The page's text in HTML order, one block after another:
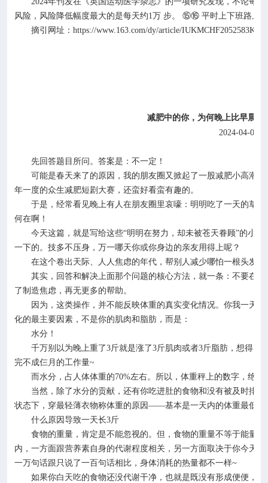
风险，风险降低幅度最大的是每天约1万 步。 ⑮⑯ 平时上下班路上就
摘引网址： https://www.163.com/dy/article/
减肥中的你，为何晚上比早晨重
2024-04-01
先回答题目所问。答案是：不一定！
可能是春天来了的原因，我的朋友圈又掀起了一股减肥小高潮
年一度的众生减肥短剧大赛，还蛮好看蛮有趣的。
于是，经常看见晚上有人在朋友圈里哀嚎：明明吃了一天的草
何在啊！
今天这篇，就是写给这些“明明在努力，却未被苍天眷顾”的小
一下的。技多不压身，万一哪天你或你身边的亲友用得上呢？
在这个卷出天际、人人焦虑的年代，帮别人减少哪怕一根头发
其实，回答和解决上面那个问题的核心方法，就一条：不要在
了制造焦虑，再无更多的帮助。
因为，这类操作，并不能反映体重的真实变化情况。你我一天
化的最主要因素，不是你的肌肉和脂肪，而是：
水分！
千万别以为晚上重了3斤就是涨了3斤肌肉或者3斤脂肪，想得美
完不成仨月的工作量~
而水分，占人体体重的70%左右。所以，体重秤上的数字，绝大
当然，除了水分的贡献，还有你吃进肚的食物和没有被及时排
状态下，穿最轻薄衣物称体重的原因——基本是一天内的体重最低值
什么原因导致一天长3斤
食物的重量，肯定是不能忽视的。但，食物的重量不等于能量
内，一方面跟营养素自身的代谢程度相关，另一方面取决于你今天
一万句话跟只说了一百句话相比，身体消耗的热量都不一样~
如果你白天吃的食物还没代谢干净，也就是既没有形成便便，